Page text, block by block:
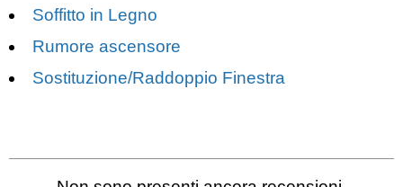
Soffitto in Legno
Rumore ascensore
Sostituzione/Raddoppio Finestra